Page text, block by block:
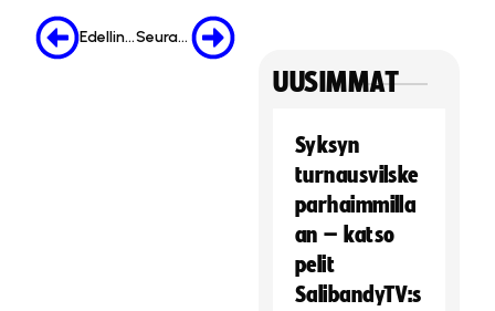
Edellinen Seuraava
UUSIMMAT
Syksyn
turnausvilske
parhaimmilla
an – katso
pelit
SalibandyTV:s